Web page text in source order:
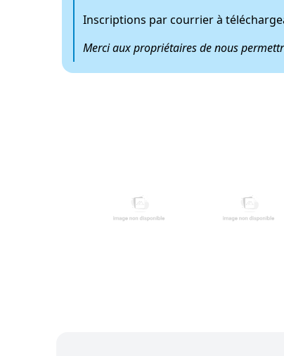
Inscriptions par courrier à
Merci aux propriétaires de nous